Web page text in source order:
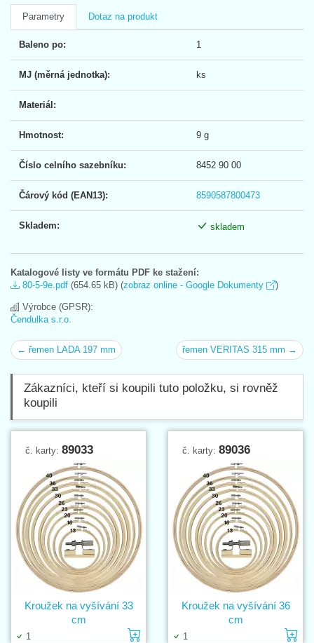
Parametry Dotaz na produkt
Baleno po: 1
MJ (měrná jednotka): ks
Materiál:
Hmotnost: 9 g
Číslo celního sazebníku: 8452 90 00
Čárový kód (EAN13): 8590587800473
Skladem: skladem
Katalogové listy ve formátu PDF ke stažení:
80-5-9e.pdf (654.65 kB) (zobraz online - Google Dokumenty )
Výrobce (GPSR):
Čendulka s.r.o.
← řemen LADA 197 mm řemen VERITAS 315 mm →
Zákazníci, kteří si koupili tuto položku, si rovněž
koupili
č. karty: 89033
1 Vložit do košíku
Kroužek na vyšívání 33
cm
č. karty: 89036
1
Kroužek na vyšívání 36
cm